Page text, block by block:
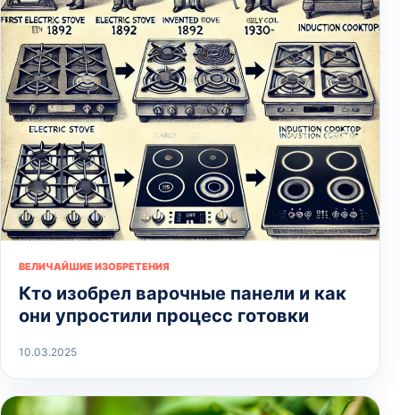
ВЕЛИЧАЙШИЕ ИЗОБРЕТЕНИЯ
Кто изобрел варочные панели и как
они упростили процесс готовки
10.03.2025